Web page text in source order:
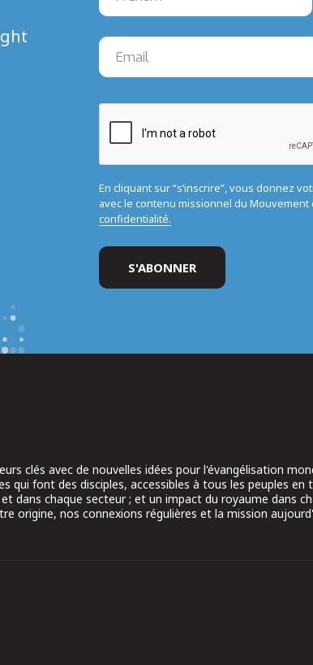
En cliquant sur “s’inscrire”, vous donnez
avec le contenu missionnel du
confidentialité.
clés avec de nouvelles idées pour l'évangélisation
qui font des disciples, accessibles à tous les peuples en
dans chaque secteur ; et un impact du royaume dans
origine, nos connexions régulières et la mission